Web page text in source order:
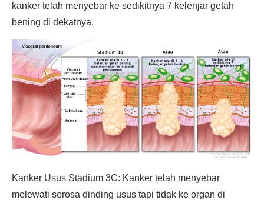
kanker telah menyebar ke sedikitnya 7 kelenjar getah
bening di dekatnya.
Kanker Usus Stadium 3C: Kanker telah menyebar
melewati serosa dinding usus tapi tidak ke organ di